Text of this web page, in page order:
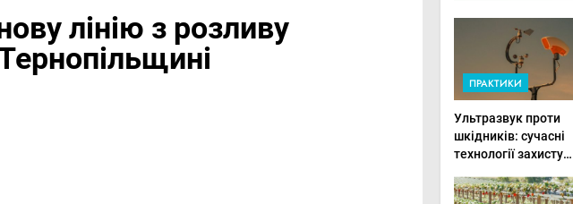
лінію з розливу
ПРАКТИКИ
Ультразвук проти
шкідників: сучасні
технології захисту
господарствах